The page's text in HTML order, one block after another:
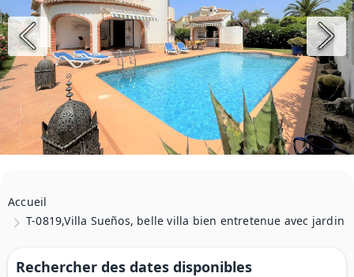
Accueil
T-0819,Villa Sueños, belle villa bien entretenue avec jardin
Rechercher des dates disponibles